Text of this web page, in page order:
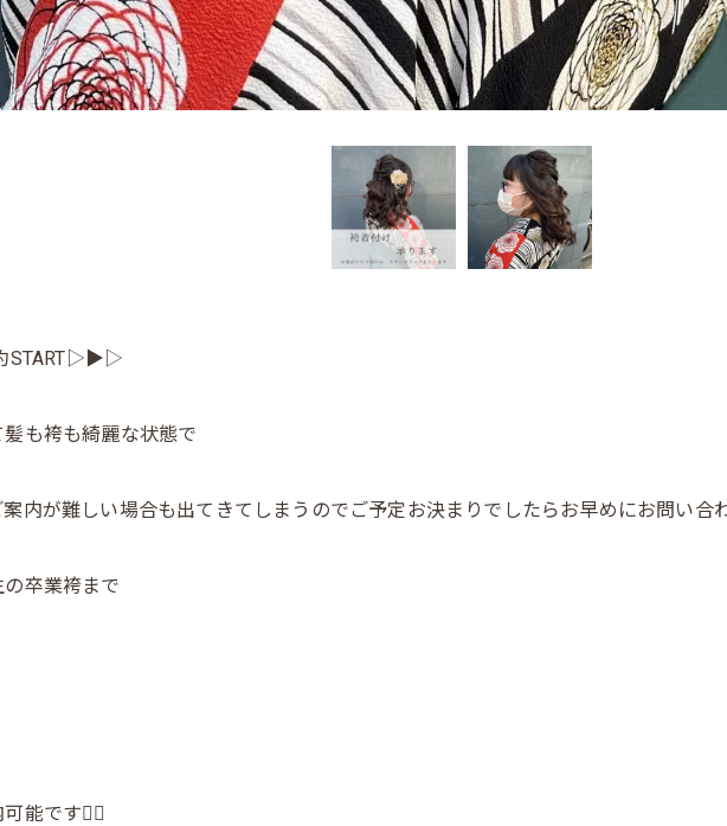
START▷▶︎▷
も袴も綺麗な状態で
内が難しい場合も出てきてしまうのでご予定お決まりでしたらお早めにお問い合
卒業袴まで
能です🙆‍♀️